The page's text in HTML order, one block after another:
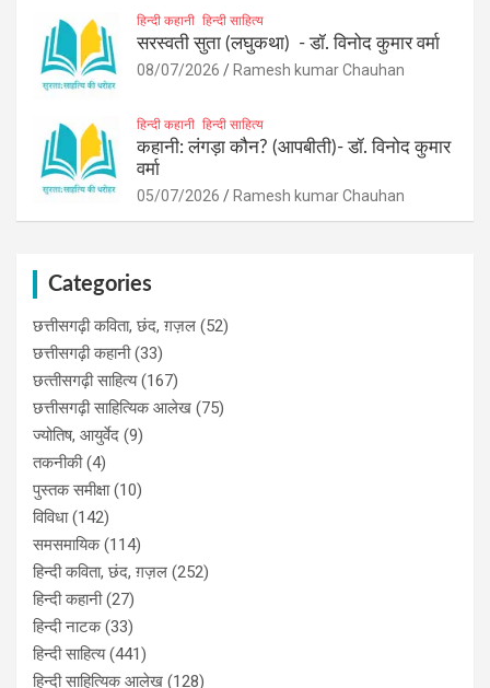
हिन्दी कहानी हिन्दी साहित्य
सरस्वती सुता (लघुकथा) ​- डॉ. विनोद कुमार वर्मा
08/07/2026 Ramesh kumar Chauhan
हिन्दी कहानी हिन्दी साहित्य
कहानी: लंगड़ा कौन? (आपबीती)​- डॉ. विनोद कुमार
वर्मा
05/07/2026 Ramesh kumar Chauhan
Categories
छत्तीसगढ़ी कविता, छंद, ग़ज़ल (52)
छत्तीसगढ़ी कहानी(33)
छत्‍तीसगढ़ी साहित्‍य(167)
छत्तीसगढ़ी साहित्यिक आलेख (75)
ज्योतिष, आयुर्वेद (9)
तकनीकी(4)
पुस्‍तक समीक्षा(10)
विविधा(142)
समसमायिक(114)
हिन्दी कविता, छंद, ग़ज़ल (252)
हिन्दी कहानी(27)
हिन्‍दी नाटक(33)
हिन्दी साहित्य(441)
हिन्दी साहित्यिक आलेख (128)